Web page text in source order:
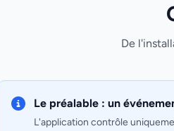
De
Le préalable : un
L'application contrôle